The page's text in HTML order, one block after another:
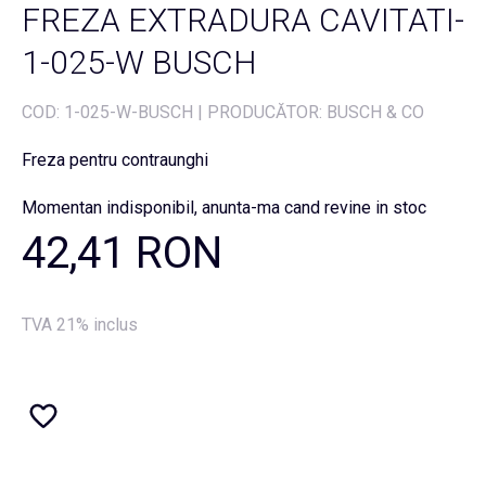
FREZA EXTRADURA CAVITATI-
1-025-W BUSCH
COD: 1-025-W-BUSCH | PRODUCĂTOR: BUSCH & CO
Freza pentru contraunghi
Momentan indisponibil, anunta-ma cand revine in stoc
42,41 RON
TVA 21% inclus